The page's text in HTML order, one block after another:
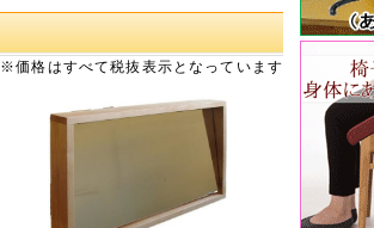
※価格はすべて税抜表示となっています